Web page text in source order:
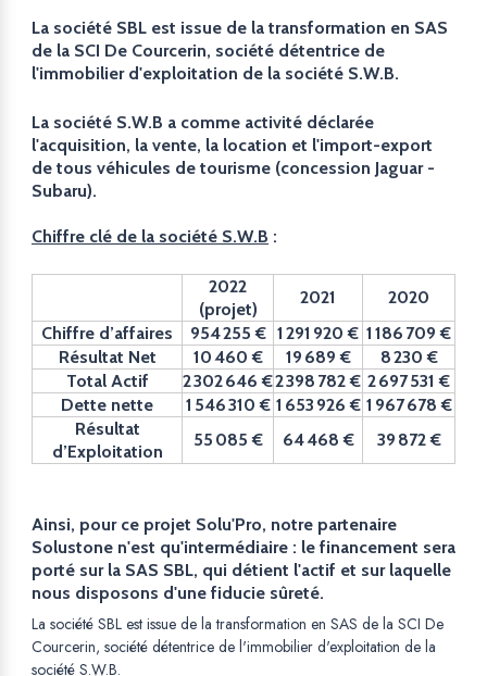
La société SBL est issue de la transformation en SAS
de la SCI De Courcerin, société détentrice de
l'immobilier d'exploitation de la société S.W.B.
La société S.W.B a comme activité déclarée
l'acquisition, la vente, la location et l'import-export
de tous véhicules de tourisme (concession Jaguar -
Subaru).
Chiffre clé de la société S.W.B :
2022
(projet)
2021
2020
Chiffre d’affaires
954 255 € 1 291 920 € 1 186 709 €
Résultat Net
10 460 € 19 689 €
8 230 €
Total Actif
2 302 646 €2 398 782 € 2 697 531 €
Dette nette
1 546 310 € 1 653 926 € 1 967 678 €
Résultat
d’Exploitation
55 085 € 64 468 € 39 872 €
Ainsi, pour ce projet Solu'Pro, notre partenaire
Solustone n'est qu'intermédiaire : le financement sera
porté sur la SAS SBL, qui détient l'actif et sur laquelle
nous disposons d'une fiducie sûreté.
La société SBL est issue de la transformation en SAS de la SCI De
Courcerin, société détentrice de l'immobilier d'exploitation de la
société S.W.B.